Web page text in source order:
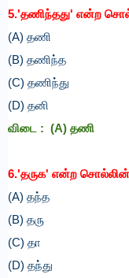
5.'தணிந்தது' என்ற
(A) தணி
(B) தணிந்த
(C) தணிந்து
(D) தனி
விடை : (A) தணி
6.'தருக' என்ற
(A) தந்த
(B) தரு
(C) தா
(D) தந்து